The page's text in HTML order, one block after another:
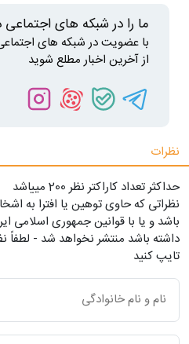
ما را در شبکه های اجتماعی
با عضویت در شبکه های
از آخرین اخبار مطلع شوید
نظرات
حداکثر تعداد کاراکتر نظر 200 ميياشد
نظراتی که حاوی توهین یا افترا به
باشد و یا با قوانین جمهوری اسلامی
داشته باشد منتشر نخواهد شد - لطفاً
تایپ کنید